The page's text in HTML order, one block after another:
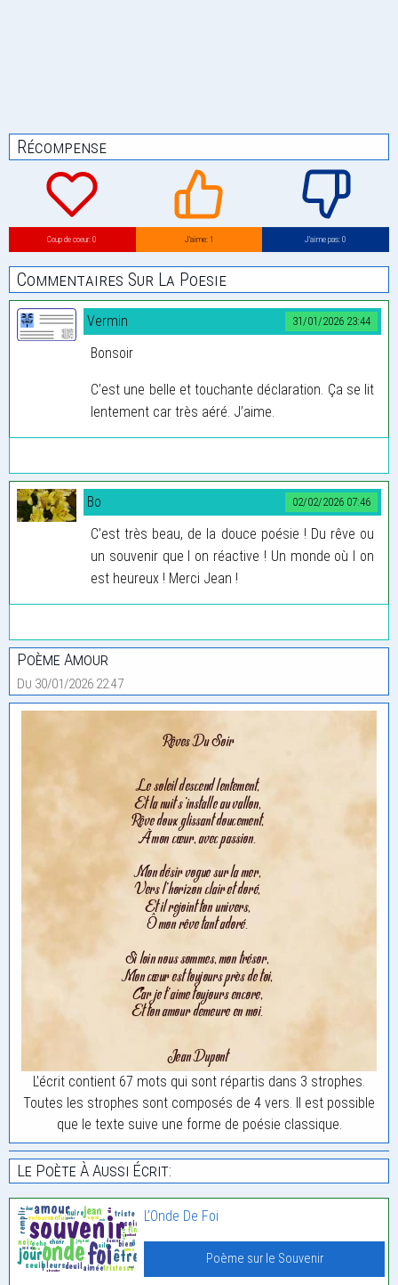
Récompense
Coup de coeur: 0 J’aime: 1 J’aime pas: 0
Commentaires Sur La Poesie
31/01/2026 23:44
Vermin
Bonsoir
C’est une belle et touchante déclaration. Ça se lit
lentement car très aéré. J’aime.
02/02/2026 07:46
Bo
C’est très beau, de la douce poésie ! Du rêve ou
un souvenir que l on réactive ! Un monde où l on
est heureux ! Merci Jean !
Poème Amour
Du 30/01/2026 22:47
L'écrit contient 67 mots qui sont répartis dans 3 strophes.
Toutes les strophes sont composés de 4 vers. Il est possible
que le texte suive une forme de poésie classique.
Le Poète À Aussi Écrit:
L’Onde De Foi
Poème sur le Souvenir